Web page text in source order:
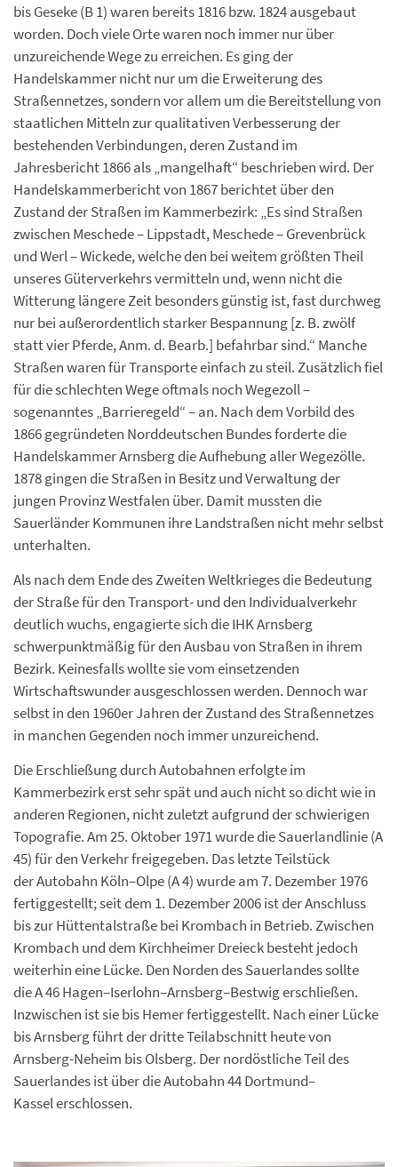
bis Geseke (B 1) waren bereits 1816 bzw. 1824 ausgebaut
worden. Doch viele Orte waren noch immer nur über
unzureichende Wege zu erreichen. Es ging der
Handelskammer nicht nur um die Erweiterung des
Straßennetzes, sondern vor allem um die Bereitstellung von
staatlichen Mitteln zur qualitativen Verbesserung der
bestehenden Verbindungen, deren Zustand im
Jahresbericht 1866 als „mangelhaft“ beschrieben wird. Der
Handelskammerbericht von 1867 berichtet über den
Zustand der Straßen im Kammerbezirk: „Es sind Straßen
zwischen Meschede – Lippstadt, Meschede – Grevenbrück
und Werl – Wickede, welche den bei weitem größten Theil
unseres Güterverkehrs vermitteln und, wenn nicht die
Witterung längere Zeit besonders günstig ist, fast durchweg
nur bei außerordentlich starker Bespannung [z. B. zwölf
statt vier Pferde, Anm. d. Bearb.] befahrbar sind.“ Manche
Straßen waren für Transporte einfach zu steil. Zusätzlich fiel
für die schlechten Wege oftmals noch Wegezoll –
sogenanntes „Barrieregeld“ – an. Nach dem Vorbild des
1866 gegründeten Norddeutschen Bundes forderte die
Handelskammer Arnsberg die Aufhebung aller Wegezölle.
1878 gingen die Straßen in Besitz und Verwaltung der
jungen Provinz Westfalen über. Damit mussten die
Sauerländer Kommunen ihre Landstraßen nicht mehr selbst
unterhalten.
Als nach dem Ende des Zweiten Weltkrieges die Bedeutung
der Straße für den Transport- und den Individualverkehr
deutlich wuchs, engagierte sich die IHK Arnsberg
schwerpunktmäßig für den Ausbau von Straßen in ihrem
Bezirk. Keinesfalls wollte sie vom einsetzenden
Wirtschaftswunder ausgeschlossen werden. Dennoch war
selbst in den 1960er Jahren der Zustand des Straßennetzes
in manchen Gegenden noch immer unzureichend.
Die Erschließung durch Autobahnen erfolgte im
Kammerbezirk erst sehr spät und auch nicht so dicht wie in
anderen Regionen, nicht zuletzt aufgrund der schwierigen
Topografie. Am 25. Oktober 1971 wurde die Sauerlandlinie (A
45) für den Verkehr freigegeben. Das letzte Teilstück
der Autobahn Köln–Olpe (A 4) wurde am 7. Dezember 1976
fertiggestellt; seit dem 1. Dezember 2006 ist der Anschluss
bis zur Hüttentalstraße bei Krombach in Betrieb. Zwischen
Krombach und dem Kirchheimer Dreieck besteht jedoch
weiterhin eine Lücke. Den Norden des Sauerlandes sollte
die A 46 Hagen–Iserlohn–Arnsberg–Bestwig erschließen.
Inzwischen ist sie bis Hemer fertiggestellt. Nach einer Lücke
bis Arnsberg führt der dritte Teilabschnitt heute von
Arnsberg-Neheim bis Olsberg. Der nordöstliche Teil des
Sauerlandes ist über die Autobahn 44 Dortmund–
Kassel erschlossen.